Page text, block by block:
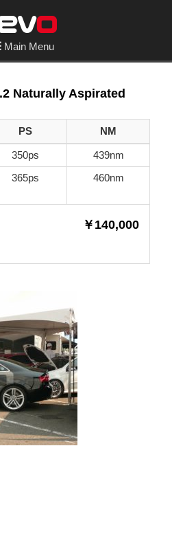
Main Menu
Naturally Aspirated
PS NM
350ps
439nm
365ps 460nm
￥140,000